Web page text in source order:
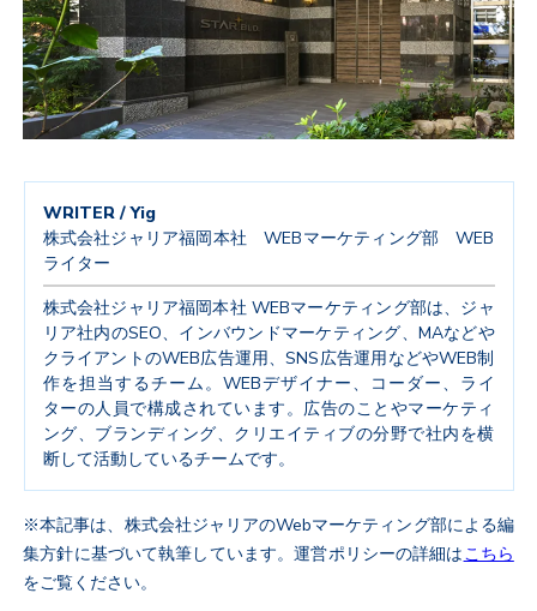
WRITER / Yig
株式会社ジャリア福岡本社 WEBマーケティング部 WEB
ライター
株式会社ジャリア福岡本社 WEBマーケティング部は、ジャ
リア社内のSEO、インバウンドマーケティング、MAなどや
クライアントのWEB広告運用、SNS広告運用などやWEB制
作を担当するチーム。WEBデザイナー、コーダー、ライ
ターの人員で構成されています。広告のことやマーケティ
ング、ブランディング、クリエイティブの分野で社内を横
断して活動しているチームです。
※本記事は、株式会社ジャリアのWebマーケティング部による編
集方針に基づいて執筆しています。運営ポリシーの詳細はこちら
をご覧ください。